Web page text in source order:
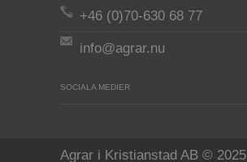
+46 (0)70-630 68 77
info@agrar.nu
SOCIALA MEDIER
Agrar i Kristianstad AB © 2025